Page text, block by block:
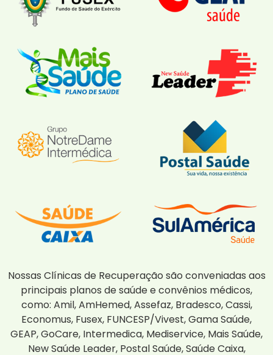
Nossas Clínicas de Recuperação são conveniadas aos
principais planos de saúde e convênios médicos,
como: Amil, AmHemed, Assefaz, Bradesco, Cassi,
Economus, Fusex, FUNCESP/Vivest, Gama Saúde,
GEAP, GoCare, Intermedica, Mediservice, Mais Saúde,
New Saúde Leader, Postal Saúde, Saúde Caixa,